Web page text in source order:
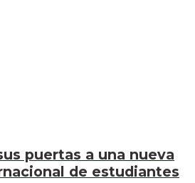
puertas a una nueva
de estudiantes